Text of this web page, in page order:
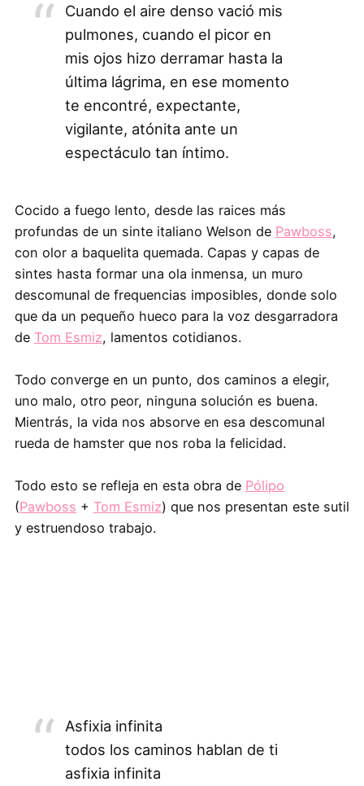
Cuando el aire denso vació mis
pulmones, cuando el picor en
mis ojos hizo derramar hasta la
última lágrima, en ese momento
te encontré, expectante,
vigilante, atónita ante un
espectáculo tan íntimo.
Cocido a fuego lento, desde las raices más
profundas de un sinte italiano Welson de Pawboss,
con olor a baquelita quemada. Capas y capas de
sintes hasta formar una ola inmensa, un muro
descomunal de frequencias imposibles, donde solo
que da un pequeño hueco para la voz desgarradora
de Tom Esmiz, lamentos cotidianos.
Todo converge en un punto, dos caminos a elegir,
uno malo, otro peor, ninguna solución es buena.
Mientrás, la vida nos absorve en esa descomunal
rueda de hamster que nos roba la felicidad.
Todo esto se refleja en esta obra de Pólipo
(Pawboss + Tom Esmiz) que nos presentan este sutil
y estruendoso trabajo.
Asfixia infinita
todos los caminos hablan de ti
asfixia infinita